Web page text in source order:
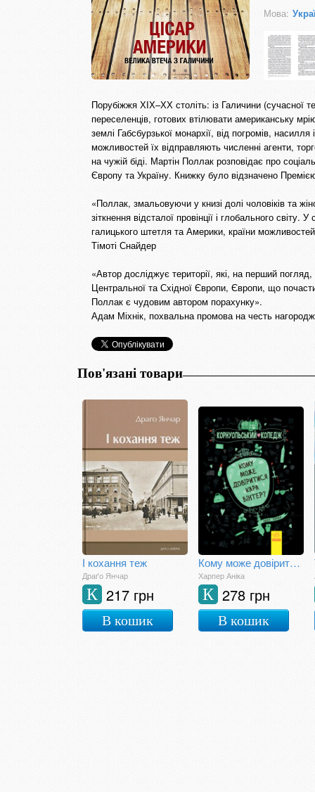
Мова:
Порубіжжя ХІХ–ХХ століть: із Галичини (сучасної
переселенців, готових втілювати американську
землі Габсбурзької монархії, від погромів,
можливостей їх відправляють численні агенти,
на чужій біді. Мартін Поллак розповідає про
Європу та Україну. Книжку було відзначено
«Поллак, змальовуючи у книзі долі чоловіків та
зіткнення відсталої провінції і глобального
галицького штетля та Америки, країни
Тімоті Снайдер
«Автор досліджує території, які, на перший
Центральної та Східної Європи, Європи, що
Поллак є чудовим автором порахунку».
Адам Міхнік, похвальна промова на честь
Пов'язані товари
І кохання теж
Драґо Янчар
217 грн
К
В кошик
Кому може довіритися Кара Вінтер?
Харпер Аніка
278 грн
К
В кошик